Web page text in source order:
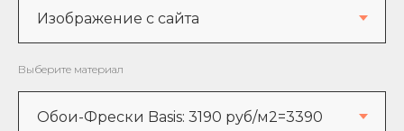
Выберите материал